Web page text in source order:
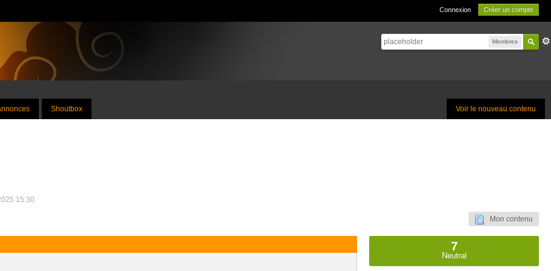
Connexion Créer un compte
Membres
Voir le nouveau contenu
Shoutbox
15:30
Mon contenu
7
Neutral